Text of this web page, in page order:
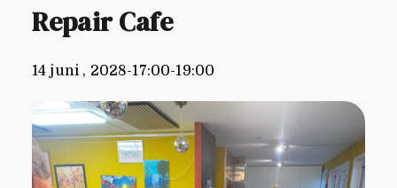
Repair Cafe
14 juni , 2028-17:00-19:00